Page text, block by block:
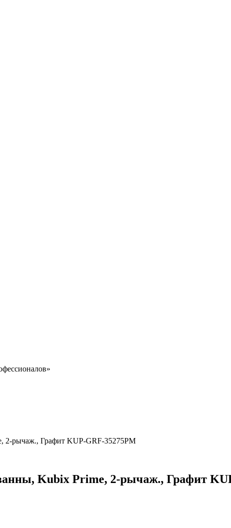
2-рычаж., Графит KUP-GRF-35275PM
Kubix Prime, 2-рычаж., Графит